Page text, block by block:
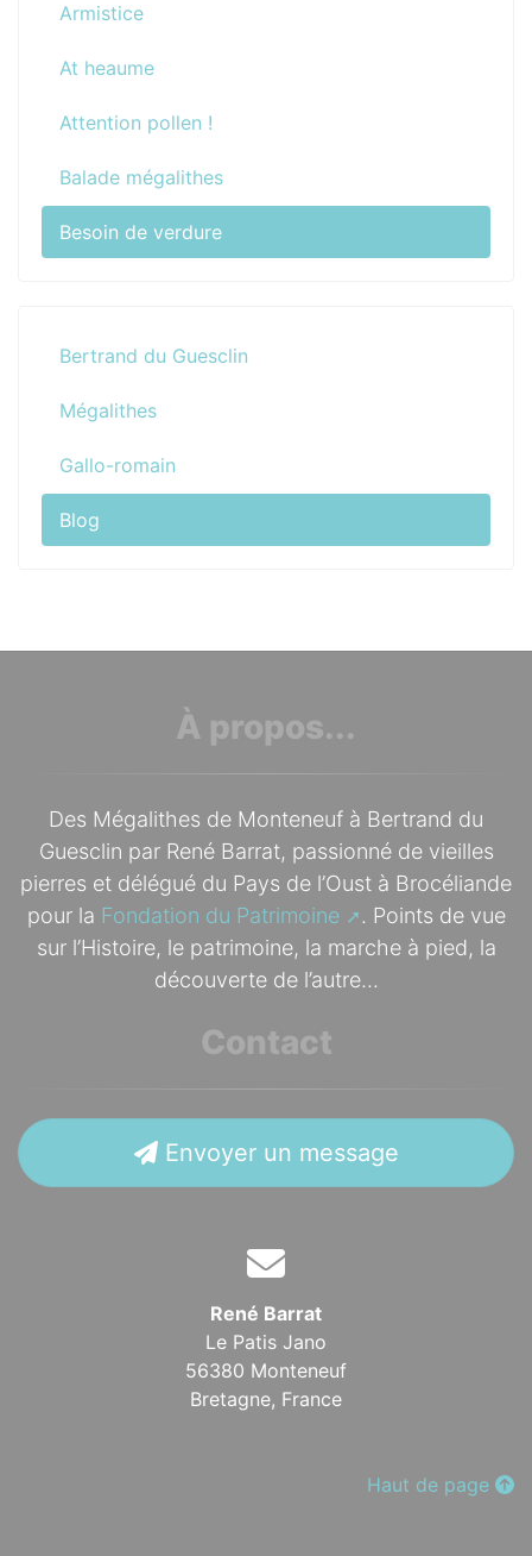
Armistice
At heaume
Attention pollen !
Balade mégalithes
Besoin de verdure
Bertrand du Guesclin
Mégalithes
Gallo-romain
Blog
À propos...
Des Mégalithes de Monteneuf à Bertrand du
Guesclin par René Barrat, passionné de vieilles
pierres et délégué du Pays de l’Oust à Brocéliande
pour la Fondation du Patrimoine
. Points de vue
sur l’Histoire, le patrimoine, la marche à pied, la
découverte de l’autre...
Contact
Envoyer un message
René Barrat
Le Patis Jano
56380 Monteneuf
Bretagne, France
Haut de page